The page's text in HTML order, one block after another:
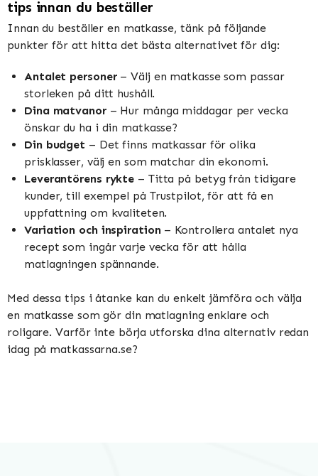
tips innan du beställer
Innan du beställer en matkasse, tänk på följande
punkter för att hitta det bästa alternativet för dig:
Antalet personer– Välj en matkasse som passar
storleken på ditt hushåll.
Dina matvanor– Hur många middagar per vecka
önskar du ha i din matkasse?
Din budget – Det finns matkassar för olika
prisklasser, välj en som matchar din ekonomi.
Leverantörens rykte – Titta på betyg från tidigare
kunder, till exempel på Trustpilot, för att få en
uppfattning om kvaliteten.
Variation och inspiration– Kontrollera antalet nya
recept som ingår varje vecka för att hålla
matlagningen spännande.
Med dessa tips i åtanke kan du enkelt jämföra och välja
en matkasse som gör din matlagning enklare och
roligare. Varför inte börja utforska dina alternativ redan
idag på matkassarna.se?